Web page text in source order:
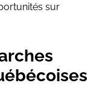
sur